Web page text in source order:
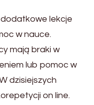
lekcje
w nauce.
mają braki w
lub pomoc w
dzisiejszych
on line.